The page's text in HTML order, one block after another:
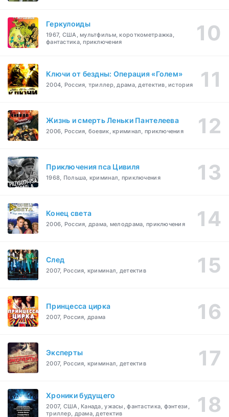
Геркулоиды
1967, США, мультфильм, короткометражка,
фантастика, приключения
Ключи от бездны: Операция «Голем»
2004, Россия, триллер, драма, детектив, история
Жизнь и смерть Леньки Пантелеева
2006, Россия, боевик, криминал, приключения
Приключения пса Цивиля
1968, Польша, криминал, приключения
Конец света
2006, Россия, драма, мелодрама, приключения
След
2007, Россия, криминал, детектив
Принцесса цирка
2007, Россия, драма
Эксперты
2007, Россия, криминал, детектив
Хроники будущего
2007, США, Канада, ужасы, фантастика, фэнтези,
триллер, драма, детектив